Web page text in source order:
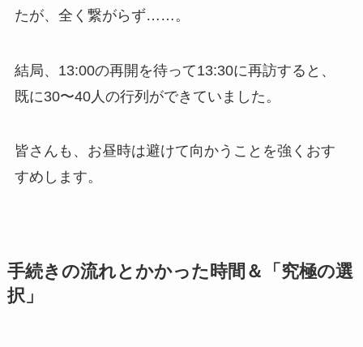
たが、全く繋がらず……。
結局、13:00の再開を待って13:30に再訪すると、
既に30〜40人の行列ができていました。
皆さんも、お昼時は避けて向かうことを強くおす
すめします。
手続きの流れとかかった時間＆「究極の選
択」